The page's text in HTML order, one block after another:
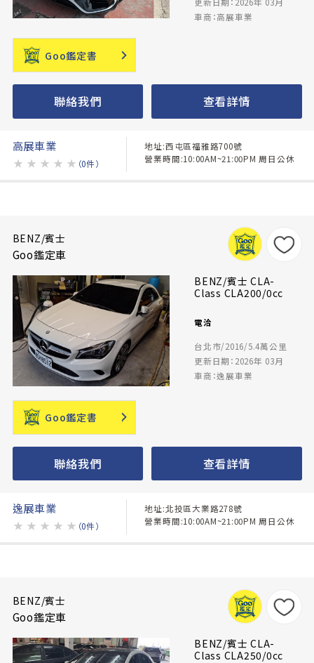
車商：高展車業
Goo鑑定書
聯絡我們 查看詳情
高展車業
★ ★ ★ ★ ★ （0件）
地址:西屯區福雅路700號
營業時間:10:00AM~21:00PM 周日公休
BENZ/賓士
Goo鑑定車
BENZ/賓士 CLA-
Class CLA200/0cc
電洽
台北市/2016/5.4萬公里
更新日期：2026年 03月
車商：逸展車業
Goo鑑定書
聯絡我們 查看詳情
逸展車業
★ ★ ★ ★ ★ （0件）
地址:北投區大業路278號
營業時間:10:00AM~21:00PM 周日公休
BENZ/賓士
Goo鑑定車
BENZ/賓士 CLA-
Class CLA250/0cc